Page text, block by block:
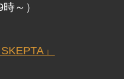
～）
」